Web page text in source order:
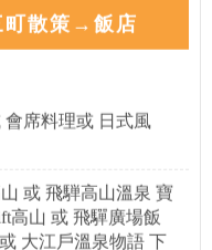
町散策→飯店
席料理或 日式風
山 或 飛騨高山溫泉 寶
高山 或 飛驒廣場飯
大江戶溫泉物語 下